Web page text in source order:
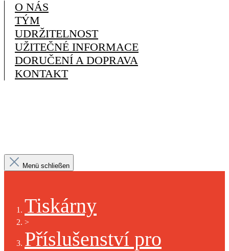
O NÁS
TÝM
UDRŽITELNOST
UŽITEČNÉ INFORMACE
DORUČENÍ A DOPRAVA
KONTAKT
Menü schließen
Tiskárny
>
Příslušenství pro